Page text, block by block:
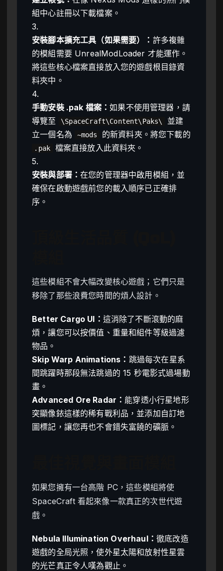
組中心註冊以下載檔案。
3.
安裝腳本擴充工具（如果需要）： 許多複雜
的模組需要 UnrealModLoader 才能運作。
將這些核心檔案直接放入您的遊戲根目錄資
料夾中。
4.
手動安裝 .pak 檔案：如果不使用管理器，請
導覽至
\SpaceCraft\Content\Paks\
並建
立一個名為
~mods 的新資料夾。將您下載的
.pak
檔案直接放入此資料夾。
5.
安裝與部署：在您的管理器中啟用模組，並
確保在啟動遊戲前您的載入順序已正確排
序。
這些模組不會大幅改變核心遊戲；它們只是
移除了那些浪費您時間的煩人設計。
Better Cargo UI： 這消除了不斷滾動的麻
煩，讓您可以按價值、重量和組件等級過濾
物品。
Skip Warp Animations： 跳過每次在星系
間跳躍時那段無法跳過的 15 秒電影式過場動
畫。
Advanced Ore Radar： 能穿透小行星地形
突顯像銥這樣的稀有戰利品，並添加自訂地
圖標記，讓您再也不會錯失富饒的礦脈。
如果您擁有一台高階 PC，這些模組將使
SpaceCraft 看起來像一款真正的次世代遊
戲。
Nebula Illumination Overhaul：徹底改造
遊戲的全局光照，使外星太陽和放射性星雲
的光芒真正令人嘆為觀止。